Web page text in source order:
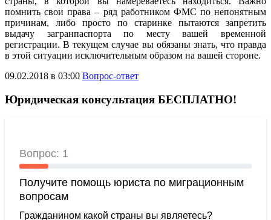
помнить свои права – ряд работником ФМС по непонятным
причинам, либо просто по старинке пытаются запретить
выдачу загранпаспорта по месту вашей временной
регистрации. В текущем случае вы обязаны знать, что правда
в этой ситуации исключительным образом на вашей стороне.
09.02.2018 в 03:00 Вопрос-ответ
Юридическая консультация БЕСПЛАТНО!